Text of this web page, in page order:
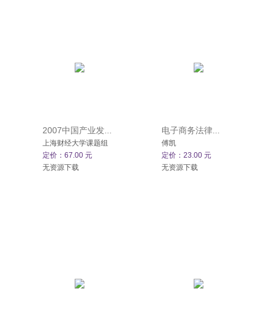
2007中国产业发...
上海财经大学课题组
定价：67.00 元
无资源下载
电子商务法律...
傅凯
定价：23.00 元
无资源下载